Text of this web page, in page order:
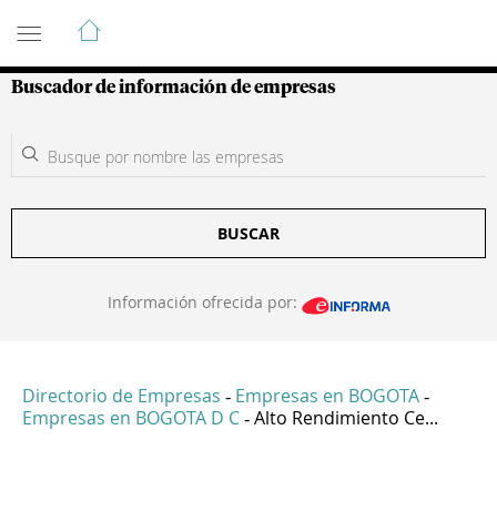
Guía de Empresas Colombianas
Buscador de información de empresas
BUSCAR
Información ofrecida por:
Directorio de Empresas - Empresas en BOGOTA -
Empresas en BOGOTA D C - Alto Rendimiento Ce...